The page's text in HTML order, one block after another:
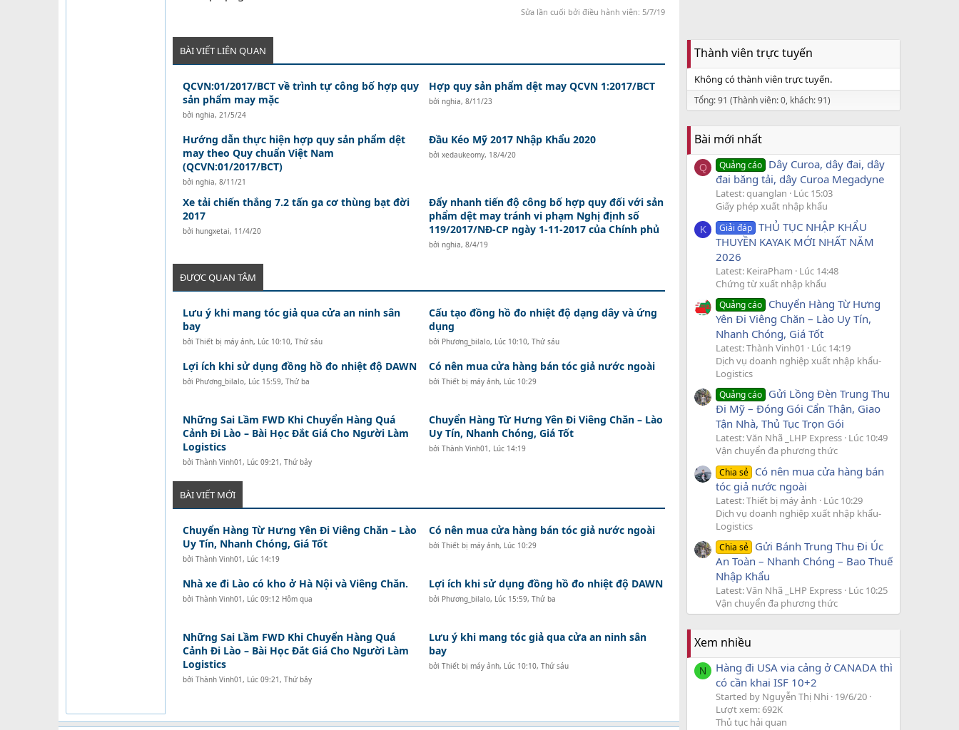
Sửa lần cuối bởi điều hành viên: 5/7/19
BÀI VIẾT LIÊN QUAN
QCVN:01/2017/BCT về trình tự công bố hợp quy
sản phẩm may mặc
bởi nghia, 21/5/24
Hợp quy sản phẩm dệt may QCVN 1:2017/BCT
bởi nghia, 8/11/23
Hướng dẫn thực hiện hợp quy sản phẩm dệt
may theo Quy chuẩn Việt Nam
(QCVN:01/2017/BCT)
bởi nghia, 8/11/21
Đầu Kéo Mỹ 2017 Nhập Khẩu 2020
bởi xedaukeomy, 18/4/20
Xe tải chiến thắng 7.2 tấn ga cơ thùng bạt đời
2017
bởi hungxetai, 11/4/20
Đẩy nhanh tiến độ công bố hợp quy đối với sản
phẩm dệt may tránh vi phạm Nghị định số
119/2017/NĐ-CP ngày 1-11-2017 của Chính phủ
bởi nghia, 8/4/19
ĐƯỢC QUAN TÂM
Lưu ý khi mang tóc giả qua cửa an ninh sân
bay
bởi Thiết bị máy ảnh, Lúc 10:10, Thứ sáu
Cấu tạo đồng hồ đo nhiệt độ dạng dây và ứng
dụng
bởi Phương_bilalo, Lúc 10:10, Thứ sáu
Lợi ích khi sử dụng đồng hồ đo nhiệt độ DAWN
bởi Phương_bilalo, Lúc 15:59, Thứ ba
Có nên mua cửa hàng bán tóc giả nước ngoài
bởi Thiết bị máy ảnh, Lúc 10:29
Những Sai Lầm FWD Khi Chuyển Hàng Quá
Cảnh Đi Lào – Bài Học Đắt Giá Cho Người Làm
Logistics
bởi Thành Vinh01 , Lúc 09:21, Thứ bảy
Chuyển Hàng Từ Hưng Yên Đi Viêng Chăn – Lào
Uy Tín, Nhanh Chóng, Giá Tốt
bởi Thành Vinh01 , Lúc 14:19
BÀI VIẾT MỚI
Chuyển Hàng Từ Hưng Yên Đi Viêng Chăn – Lào
Uy Tín, Nhanh Chóng, Giá Tốt
bởi Thành Vinh01 , Lúc 14:19
Có nên mua cửa hàng bán tóc giả nước ngoài
bởi Thiết bị máy ảnh, Lúc 10:29
Nhà xe đi Lào có kho ở Hà Nội và Viêng Chăn.
bởi Thành Vinh01 , Lúc 09:12 Hôm qua
Lợi ích khi sử dụng đồng hồ đo nhiệt độ DAWN
bởi Phương_bilalo, Lúc 15:59, Thứ ba
Những Sai Lầm FWD Khi Chuyển Hàng Quá
Cảnh Đi Lào – Bài Học Đắt Giá Cho Người Làm
Logistics
bởi Thành Vinh01 , Lúc 09:21, Thứ bảy
Lưu ý khi mang tóc giả qua cửa an ninh sân
bay
bởi Thiết bị máy ảnh, Lúc 10:10, Thứ sáu
Thành viên trực tuyến
Không có thành viên trực tuyến.
Tổng: 91 (Thành viên: 0, khách: 91)
Bài mới nhất
Q Quảng cáo Dây Curoa, dây đai, dây
đai băng tải, dây Curoa Megadyne
Latest: quanglan
Lúc 15:03
Giấy phép xuất nhập khẩu
K Giải đáp THỦ TỤC NHẬP KHẨU
THUYỀN KAYAK MỚI NHẤT NĂM
2026
Latest: KeiraPham
Lúc 14:48
Chứng từ xuất nhập khẩu
Quảng cáo Chuyển Hàng Từ Hưng
Yên Đi Viêng Chăn – Lào Uy Tín,
Nhanh Chóng, Giá Tốt
Latest: Thành Vinh01
Lúc 14:19
Dịch vụ doanh nghiệp xuất nhập khẩu-
Logistics
Quảng cáo Gửi Lồng Đèn Trung Thu
Đi Mỹ – Đóng Gói Cẩn Thận, Giao
Tận Nhà, Thủ Tục Trọn Gói
Latest: Văn Nhã _LHP Express Lúc 10:49
Vận chuyển đa phương thức
Chia sẻ Có nên mua cửa hàng bán
tóc giả nước ngoài
Latest: Thiết bị máy ảnh
Lúc 10:29
Dịch vụ doanh nghiệp xuất nhập khẩu-
Logistics
Chia sẻ Gửi Bánh Trung Thu Đi Úc
An Toàn – Nhanh Chóng – Bao Thuế
Nhập Khẩu
Latest: Văn Nhã _LHP Express Lúc 10:25
Vận chuyển đa phương thức
Xem nhiều
N
Hàng đi USA via cảng ở CANADA thì
có cần khai ISF 10+2
Started by Nguyễn Thị Nhi 19/6/20
Lượt xem: 692K
Thủ tục hải quan